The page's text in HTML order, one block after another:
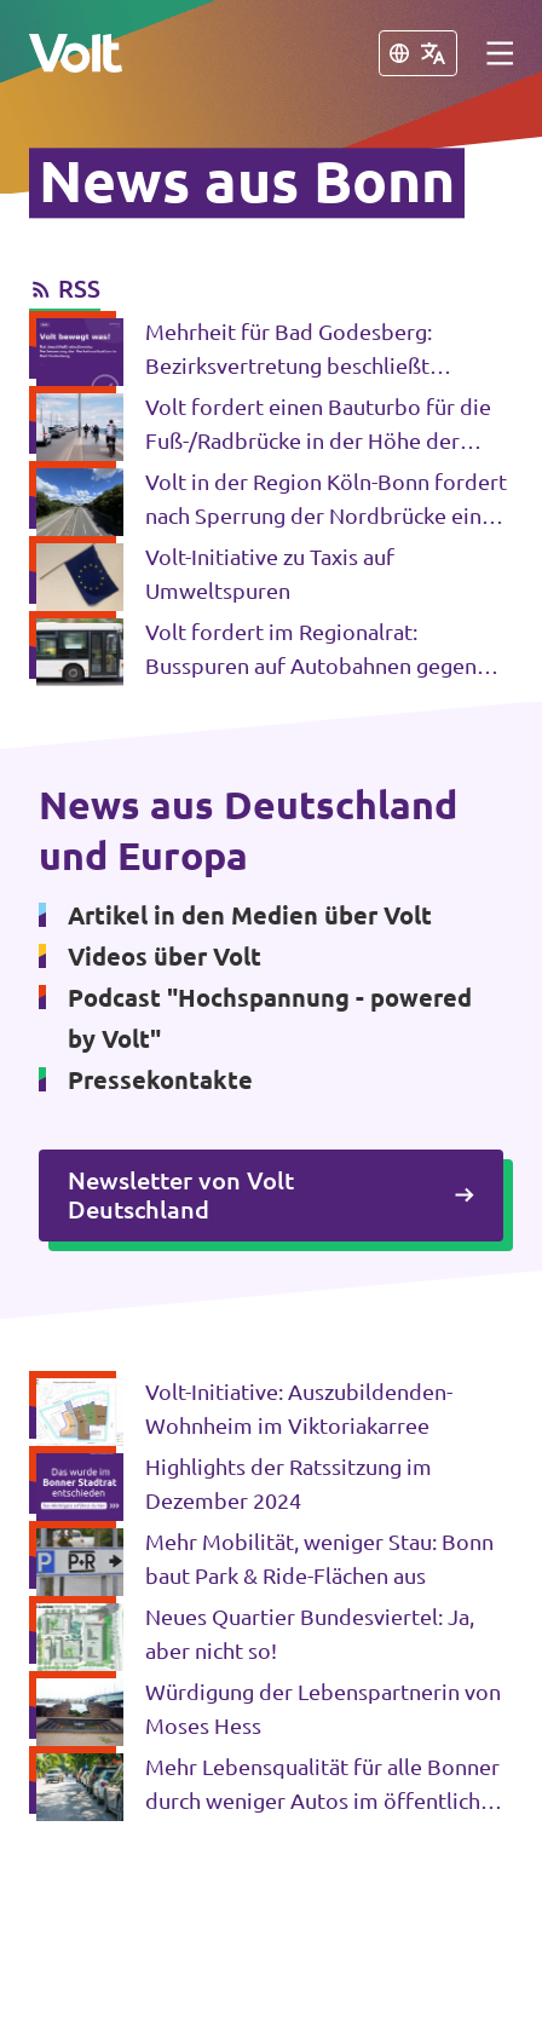
Schließen
Volt in Nordrhein-Westfalen
Volt vor Ort in NRW
Volt in Deutschland
Volt Deutschland
Volt in deinem Bundesland
Volt Deutschland Merchandise Shop
Schließen
Programm
Über Volt
Menschen
Neuigkeiten
Unsere Events
Deine Spende für Volt
Werde Mitglied von Volt
Volt Bonn Newsletter
Intranet von Volt Bonn
Impressum
News aus Bonn
RSS
Mehrheit für Bad Godesberg:
Bezirksvertretung beschließt
Verkehrspaket bis 2034
Volt fordert einen Bauturbo für die
Fuß-/Radbrücke in der Höhe der
Ersten Fährgasse und für die Seilbahn
Volt in der Region Köln-Bonn fordert
nach Sperrung der Nordbrücke ein
Gesamtkonzept
Volt-Initiative zu Taxis auf
Umweltspuren
Volt fordert im Regionalrat:
Busspuren auf Autobahnen gegen
Volt-Initiative: Auszubildenden-
Wohnheim im Viktoriakarree
Highlights der Ratssitzung im
Dezember 2024
Mehr Mobilität, weniger Stau: Bonn
baut Park & Ride-Flächen aus
Neues Quartier Bundesviertel: Ja,
aber nicht so!
Würdigung der Lebenspartnerin von
Moses Hess
Mehr Lebensqualität für alle Bonner
durch weniger Autos im öffentlichen
News aus Deutschland
und Europa
Artikel in den Medien über Volt
Videos über Volt
Podcast "Hochspannung - powered
by Volt"
Pressekontakte
Newsletter von Volt
Deutschland